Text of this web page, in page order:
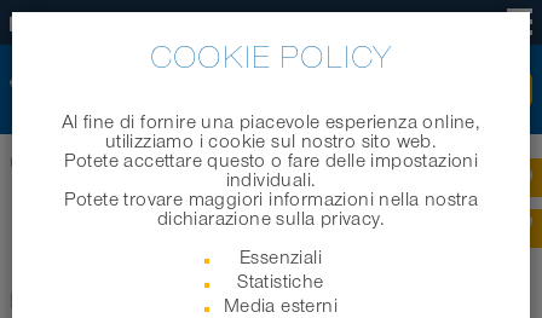
Home Tecnologia|Costruzioni|NORPLAST
NORPLAST®
NORPLAST senza sottostrato
COOKIE POLICY
Al fine di fornire una piacevole esperienza online,
utilizziamo i cookie sul nostro sito web.
Potete accettare questo o fare delle impostazioni
individuali.
Potete trovare maggiori informazioni nella nostra
dichiarazione sulla privacy.
Essenziali
Statistiche
Media esterni